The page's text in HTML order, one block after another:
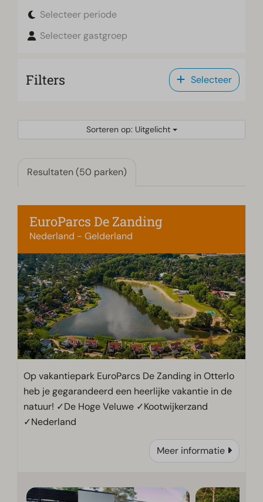
Selecteer periode
Selecteer gastgroep
Filters Selecteer
Sorteren op: Uitgelicht
Resultaten (50 parken)
EuroParcs De Zanding
Nederland - Gelderland
Op vakantiepark EuroParcs De Zanding in Otterlo
heb je gegarandeerd een heerlijke vakantie in de
natuur! ✓De Hoge Veluwe ✓Kootwijkerzand
✓Nederland
Meer informatie